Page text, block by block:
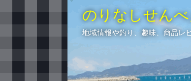
のりなしせんべ
地域情報や釣り、趣味、商品レ